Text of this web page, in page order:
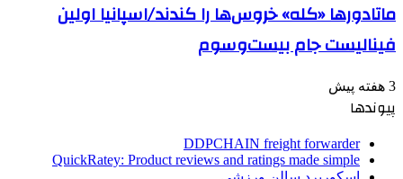
ماتادورها «کله» خروس‌ها را کندند/اسپانیا اولین
فینالیست جام بیست‌وسوم
3 هفته پیش
پیوندها
DDPCHAIN freight forwarder
QuickRatey: Product reviews and ratings made simple